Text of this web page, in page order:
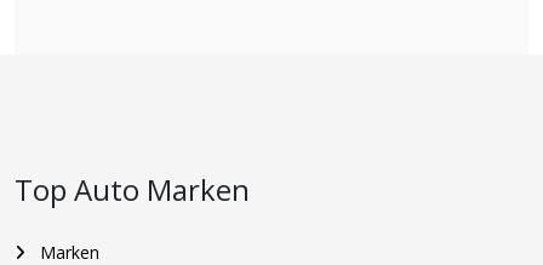
Top Auto Marken
Marken